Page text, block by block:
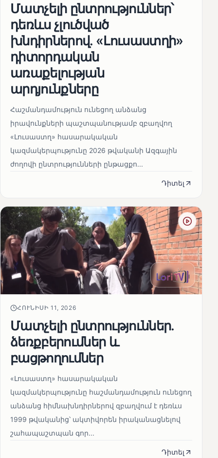
Մատչելի ընտրություններ՝
դեռևս չլուծված
խնդիրներով. «Լուսաստղի»
դիտորդական
առաքելության
արդյունքները
Հաշմանդամություն ունեցող անձանց
իրավունքների պաշտպանությամբ զբաղվող
«Լուսաստղ» հասարակական
կազմակերպությունը 2026 թվականի Ազգային
ժողովի ընտրությունների ընթացքո...
Դիտել
ՀՈՒՆԻՍԻ 11, 2026
Մատչելի ընտրություններ.
ձեռքբերումներ և
բացթողումներ
«Լուսաստղ» հասարակական
կազմակերպությունը հաշմանդամություն ունեցող
անձանց հիմնախնդիրներով զբաղվում է դեռևս
1999 թվականից՝ ակտիվորեն իրականացնելով
շահապաշտպան գոր...
Դիտել